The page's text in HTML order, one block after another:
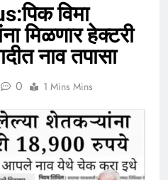
विमा
मिळणार हेक्टरी
नाव तपासा
0 1 Mins Mins